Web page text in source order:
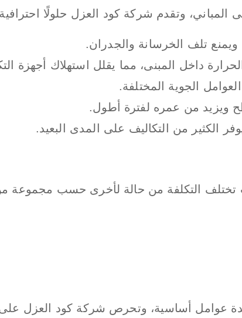
وتقدم شركة كود العزل حلولًا احترافية
تلف الخرسانة والجدران.
داخل المبنى، مما يقلل استهلاك أجهزة
الجوية المختلفة.
ويزيد من عمره لفترة أطول.
الكثير من التكاليف على المدى البعيد.
التكلفة من حالة لأخرى حسب مجموعة
أساسية، وتحرص شركة كود العزل على